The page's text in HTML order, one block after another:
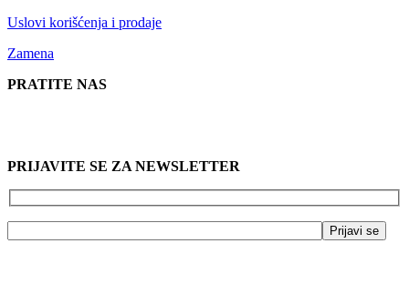
Uslovi korišćenja i prodaje
Zamena
PRATITE NAS
PRIJAVITE SE ZA NEWSLETTER